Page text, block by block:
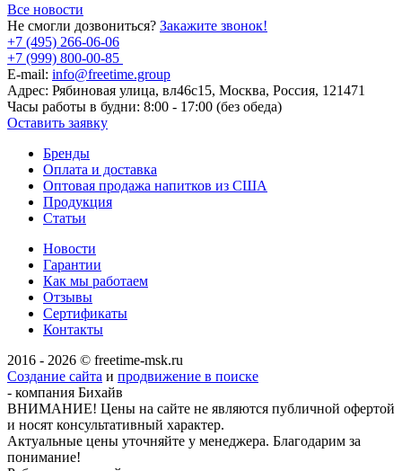
Все новости
Не смогли дозвониться? Закажите звонок!
+7 (495) 266-06-06
+7 (999) 800-00-85
E-mail: info@freetime.group
Адрес: Рябиновая улица, вл46с15, Москва, Россия, 121471
Часы работы в будни: 8:00 - 17:00 (без обеда)
Оставить заявку
Бренды
Оплата и доставка
Оптовая продажа напитков из США
Продукция
Статьи
Новости
Гарантии
Как мы работаем
Отзывы
Сертификаты
Контакты
2016 - 2026 © freetime-msk.ru
Создание сайта и продвижение в поиске
- компания Бихайв
ВНИМАНИЕ! Цены на сайте не являются публичной офертой
и носят консультативный характер.
Актуальные цены уточняйте у менеджера. Благодарим за
понимание!